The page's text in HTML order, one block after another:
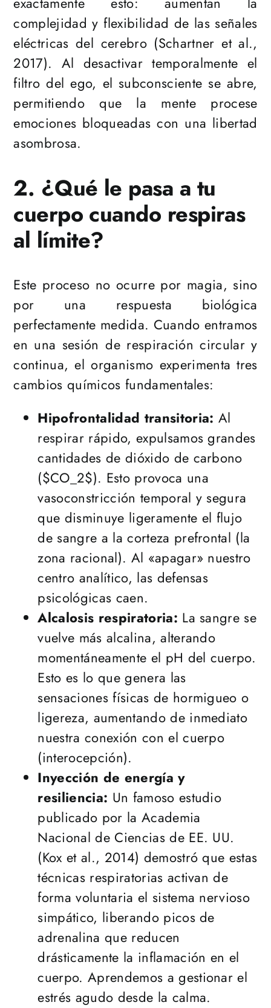
complejidad y flexibilidad de las señales
eléctricas del cerebro (Schartner et al.,
2017). Al desactivar temporalmente el
filtro del ego, el subconsciente se abre,
permitiendo que la mente procese
emociones bloqueadas con una libertad
asombrosa.
2. ¿Qué le pasa a tu
cuerpo cuando respiras
al límite?
Este proceso no ocurre por magia, sino
por una respuesta biológica
perfectamente medida. Cuando entramos
en una sesión de respiración circular y
continua, el organismo experimenta tres
cambios químicos fundamentales:
Hipofrontalidad transitoria: Al
respirar rápido, expulsamos grandes
cantidades de dióxido de carbono
($CO_2$). Esto provoca una
vasoconstricción temporal y segura
que disminuye ligeramente el flujo
de sangre a la corteza prefrontal (la
zona racional). Al «apagar» nuestro
centro analítico, las defensas
psicológicas caen.
Alcalosis respiratoria: La sangre se
vuelve más alcalina, alterando
momentáneamente el pH del cuerpo.
Esto es lo que genera las
sensaciones físicas de hormigueo o
ligereza, aumentando de inmediato
nuestra conexión con el cuerpo
(interocepción).
Inyección de energía y
resiliencia: Un famoso estudio
publicado por la Academia
Nacional de Ciencias de EE. UU.
(Kox et al., 2014) demostró que estas
técnicas respiratorias activan de
forma voluntaria el sistema nervioso
simpático, liberando picos de
adrenalina que reducen
drásticamente la inflamación en el
cuerpo. Aprendemos a gestionar el
estrés agudo desde la calma.